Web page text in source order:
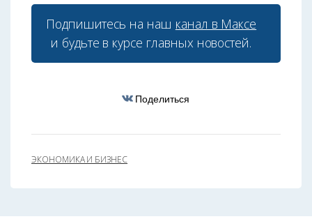
Подпишитесь на наш канал в Максе
и будьте в курсе главных новостей.
Поделиться
ЭКОНОМИКА И БИЗНЕС